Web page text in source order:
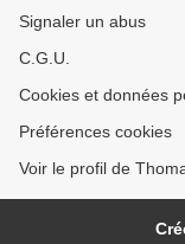
Signaler un abus
C.G.U.
Cookies et données
Préférences cookies
Voir le profil de